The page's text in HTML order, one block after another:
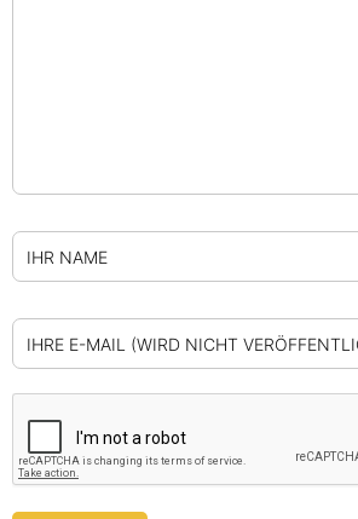
IHR NAME
IHRE E-MAIL (WIRD NICHT